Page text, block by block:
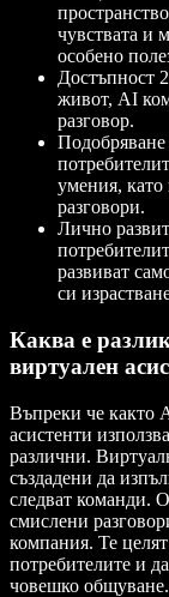
чувствата и
особено
Достъпност
живот, AI
разговор.
умения, като
разговори.
Лично
развиват
си
Каква е
виртуален
Въпреки че както
асистенти
различни.
създадени да
следват команди.
смислени
компания. Те
потребителите и
човешко общуване.